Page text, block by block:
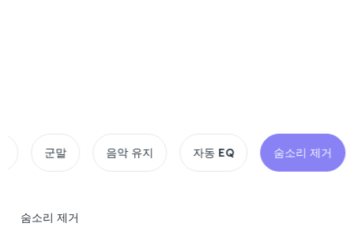
음악 유지 자동 EQ 숨소리 제거 노멀라
숨소리 제거